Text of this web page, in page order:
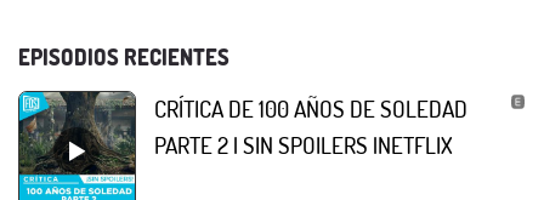
EPISODIOS RECIENTES
CRÍTICA DE 100 AÑOS DE SOLEDAD
PARTE 2 | SIN SPOILERS |NETFLIX